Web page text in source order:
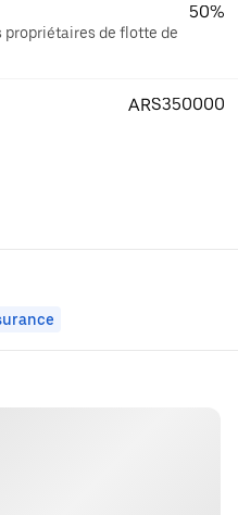
propriétaires de flotte de
50%
ARS350000